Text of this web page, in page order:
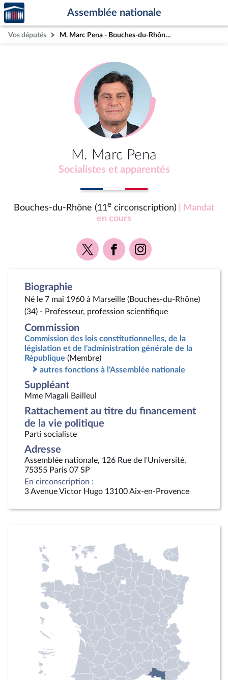
Aller au contenu
Aller en bas de la page
Accèder
à la
page
d'accueil
Assemblée nationale
Vos députés M. Marc Pena - Bouches-du-Rhône (11e circonscription)
M. Marc Pena
Socialistes et apparentés
Bouches-du-Rhône (11ecirconscription)
| Mandat
en cours
Voir
la
Voir
la
Voir
la
Biographie
Né le 7 mai 1960 à Marseille (Bouches-du-Rhône)
(34) - Professeur, profession scientifique
Commission
Commission des lois constitutionnelles, de la
législation et de l'administration générale de la
République (Membre)
autres fonctions à l'Assemblée nationale
Suppléant
Mme Magali Bailleul
Rattachement au titre du financement
de la vie politique
Parti socialiste
Adresse
Assemblée nationale, 126 Rue de l'Université,
75355 Paris 07 SP
En circonscription :
3 Avenue Victor Hugo 13100 Aix-en-Provence